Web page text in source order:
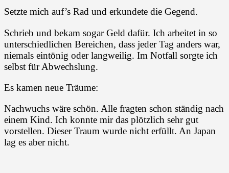
Setzte mich auf’s Rad und erkundete die Gegend.
Schrieb und bekam sogar Geld dafür. Ich arbeitet in so
unterschiedlichen Bereichen, dass jeder Tag anders war,
niemals eintönig oder langweilig. Im Notfall sorgte ich
selbst für Abwechslung.
Es kamen neue Träume:
Nachwuchs wäre schön. Alle fragten schon ständig nach
einem Kind. Ich konnte mir das plötzlich sehr gut
vorstellen. Dieser Traum wurde nicht erfüllt. An Japan
lag es aber nicht.